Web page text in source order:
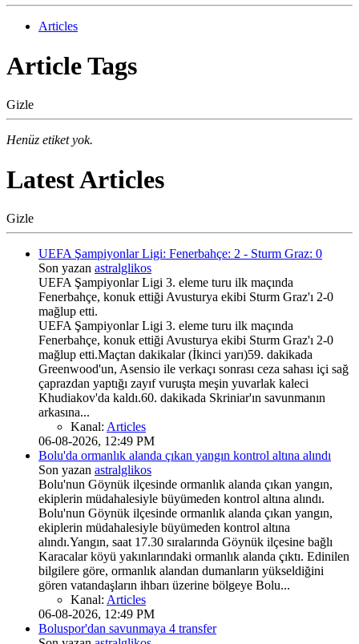
Articles
Article Tags
Gizle
Henüz etiket yok.
Latest Articles
Gizle
UEFA Şampiyonlar Ligi: Fenerbahçe: 2 - Sturm Graz: 0
Son yazan astralglikos
UEFA Şampiyonlar Ligi 3. eleme turu ilk maçında
Fenerbahçe, konuk ettiği Avusturya ekibi Sturm Graz'ı 2-0
mağlup etti.
UEFA Şampiyonlar Ligi 3. eleme turu ilk maçında
Fenerbahçe, konuk ettiği Avusturya ekibi Sturm Graz'ı 2-0
mağlup etti.Maçtan dakikalar (İkinci yarı)59. dakikada
Greenwood'un, Asensio ile verkaçı sonrası ceza sahası içi sağ
çaprazdan yaptığı zayıf vuruşta meşin yuvarlak kaleci
Khudiakov'da kaldı.60. dakikada Skriniar'ın savunmanın
arkasına...
Kanal: Articles
06-08-2026, 12:49 PM
Bolu'da ormanlık alanda çıkan yangın kontrol altına alındı
Son yazan astralglikos
Bolu'nun Göynük ilçesinde ormanlık alanda çıkan yangın,
ekiplerin müdahalesiyle büyümeden kontrol altına alındı.
Bolu'nun Göynük ilçesinde ormanlık alanda çıkan yangın,
ekiplerin müdahalesiyle büyümeden kontrol altına
alındı.Yangın, saat 17.30 sıralarında Göynük ilçesine bağlı
Karacalar köyü yakınlarındaki ormanlık alanda çıktı. Edinilen
bilgilere göre, ormanlık alandan dumanların yükseldiğini
gören vatandaşların ihbarı üzerine bölgeye Bolu...
Kanal: Articles
06-08-2026, 12:49 PM
Boluspor'dan savunmaya 4 transfer